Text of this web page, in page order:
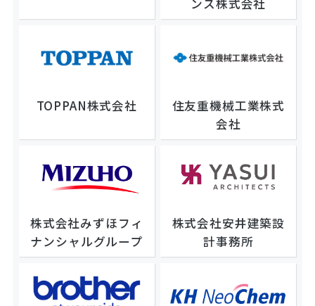
TOPPAN株式会社
住友重機械工業株式
会社
株式会社みずほフィ
ナンシャルグループ
株式会社安井建築設
計事務所